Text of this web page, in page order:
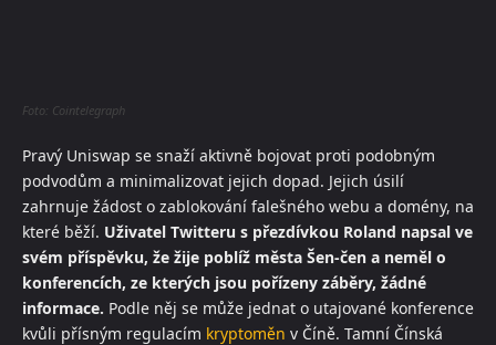
Foto: Cointelegraph
Pravý Uniswap se snaží aktivně bojovat proti podobným
podvodům a minimalizovat jejich dopad. Jejich úsilí
zahrnuje žádost o zablokování falešného webu a domény, na
které běží. Uživatel Twitteru s přezdívkou Roland napsal ve
svém příspěvku, že žije poblíž města Šen-čen a neměl o
konferencích, ze kterých jsou pořízeny záběry, žádné
informace. Podle něj se může jednat o utajované konference
kvůli přísným regulacím kryptoměn v Číně. Tamní Čínská